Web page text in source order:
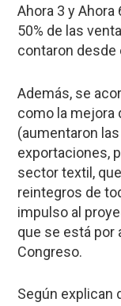
Ahora 3 y
50% de las
contaron
Además, se
como la mejora
(aumentaron
exportaciones,
sector textil,
reintegros de
impulso al
que se está por
Congreso.
Según explican